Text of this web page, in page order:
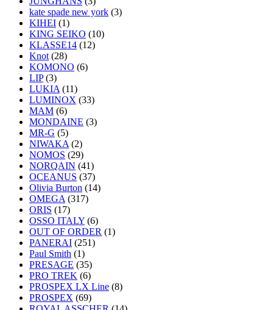
kate spade new york (3)
KIHEI (1)
KING SEIKO (10)
KLASSE14 (12)
Knot (28)
KOMONO (6)
LIP(3)
LUKIA (11)
LUMINOX (33)
MAM (6)
MONDAINE (3)
MR-G (5)
NIWAKA (2)
NOMOS (29)
NORQAIN (41)
OCEANUS (37)
Olivia Burton (14)
OMEGA (317)
ORIS (17)
OSSO ITALY (6)
OUT OF ORDER (1)
PANERAI (251)
Paul Smith (1)
PRESAGE (35)
PRO TREK (6)
PROSPEX LX Line (8)
PROSPEX (69)